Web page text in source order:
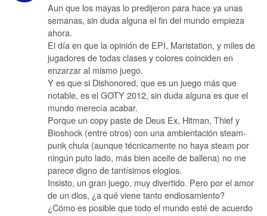
Aun que los mayas lo predijeron para hace ya unas
semanas, sin duda alguna el fin del mundo empieza
ahora.
El día en que la opinión de EPI, Maristation, y miles de
jugadores de todas clases y colores coinciden en
enzarzar al mismo juego.
Y es que si Dishonored, que es un juego más que
notable, es el GOTY 2012, sin duda alguna es que el
mundo merecía acabar.
Porque un copy paste de Deus Ex, Hitman, Thief y
Bioshock (entre otros) con una ambientación steam-
punk chula (aunque técnicamente no haya steam por
ningún puto lado, más bien aceite de ballena) no me
parece digno de tantísimos elogios.
Insisto, un gran juego, muy divertido. Pero por el amor
de un dios, ¿a qué viene tanto endiosamiento?
¿Cómo es posible que todo el mundo esté de acuerdo